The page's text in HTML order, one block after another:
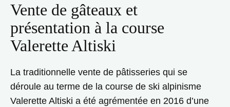
Vente de gâteaux et
présentation à la course
Valerette Altiski
La traditionnelle vente de pâtisseries qui se
déroule au terme de la course de ski alpinisme
Valerette Altiski a été agrémentée en 2016 d’une